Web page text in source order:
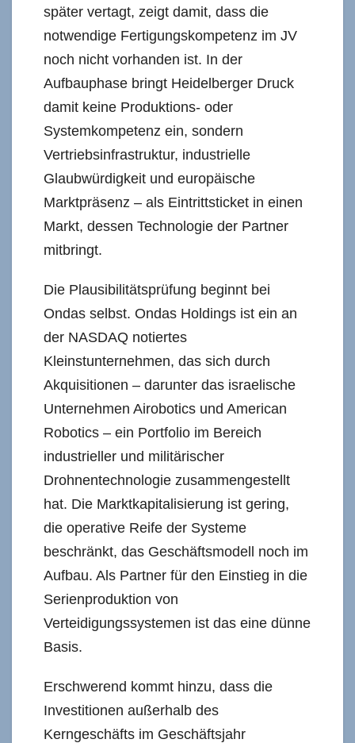
später vertagt, zeigt damit, dass die
notwendige Fertigungskompetenz im JV
noch nicht vorhanden ist. In der
Aufbauphase bringt Heidelberger Druck
damit keine Produktions- oder
Systemkompetenz ein, sondern
Vertriebsinfrastruktur, industrielle
Glaubwürdigkeit und europäische
Marktpräsenz – als Eintrittsticket in einen
Markt, dessen Technologie der Partner
mitbringt.
Die Plausibilitätsprüfung beginnt bei
Ondas selbst. Ondas Holdings ist ein an
der NASDAQ notiertes
Kleinstunternehmen, das sich durch
Akquisitionen – darunter das israelische
Unternehmen Airobotics und American
Robotics – ein Portfolio im Bereich
industrieller und militärischer
Drohnentechnologie zusammengestellt
hat. Die Marktkapitalisierung ist gering,
die operative Reife der Systeme
beschränkt, das Geschäftsmodell noch im
Aufbau. Als Partner für den Einstieg in die
Serienproduktion von
Verteidigungssystemen ist das eine dünne
Basis.
Erschwerend kommt hinzu, dass die
Investitionen außerhalb des
Kerngeschäfts im Geschäftsjahr